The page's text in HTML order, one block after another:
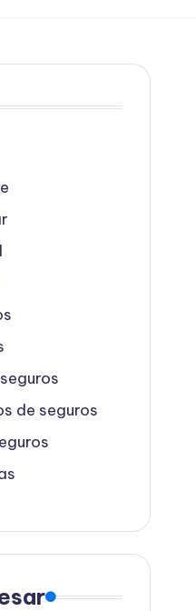
de seguros